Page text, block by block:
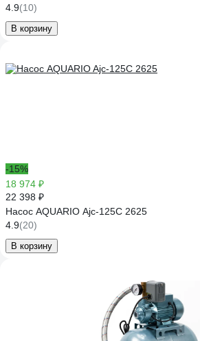
4.9(10)
В корзину
-15%
18 974 ₽
22 398 ₽
Насос AQUARIO Ajc-125C 2625
4.9(20)
В корзину